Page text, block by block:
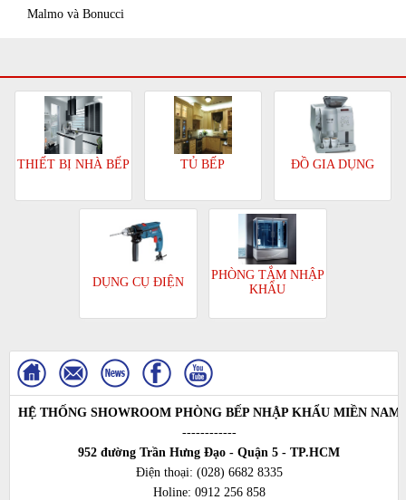
Malmo và Bonucci
THIẾT BỊ NHÀ BẾP TỦ BẾP ĐỒ GIA DỤNG
DỤNG CỤ ĐIỆN
PHÒNG TẮM NHẬP
KHẨU
HỆ THỐNG SHOWROOM PHÒNG BẾP NHẬP KHẨU MIỀN NAM
------------
952 đường Trần Hưng Đạo - Quận 5 - TP.HCM
Điện thoại: (028) 6682 8335
Holine: 0912 256 858